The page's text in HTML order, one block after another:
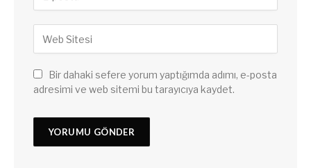
Bir dahaki sefere yorum yaptığımda adımı, e-posta
adresimi ve web sitemi bu tarayıcıya kaydet.